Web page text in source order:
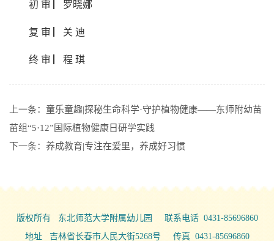
初 审 ▏罗晓娜
复 审 ▏关 迪
终 审 ▏程 琪
上一条： 童乐童趣|探秘生命科学·守护植物健康——东师附幼苗
苗组“5·12”国际植物健康日研学实践
下一条： 养成教育|专注在爱里，养成好习惯
版权所有 东北师范大学附属幼儿园 联系电话 0431-85696860
地址 吉林省长春市人民大街5268号 传真 0431-85696860